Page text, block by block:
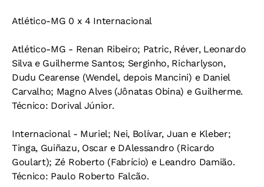
Atlético-MG 0 x 4 Internacional
Atlético-MG - Renan Ribeiro; Patric, Réver, Leonardo
Silva e Guilherme Santos; Serginho, Richarlyson,
Dudu Cearense (Wendel, depois Mancini) e Daniel
Carvalho; Magno Alves (Jônatas Obina) e Guilherme.
Técnico: Dorival Júnior.
Internacional - Muriel; Nei, Bolívar, Juan e Kleber;
Tinga, Guiñazu, Oscar e DAlessandro (Ricardo
Goulart); Zé Roberto (Fabrício) e Leandro Damião.
Técnico: Paulo Roberto Falcão.